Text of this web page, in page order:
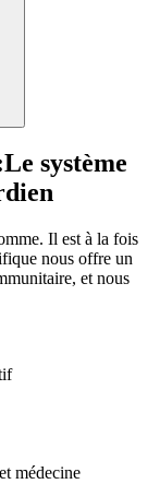
Le système
Il est à la fois
nous offre un
et nous
médecine